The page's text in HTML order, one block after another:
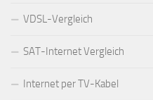
VDSL-Vergleich
SAT-Internet Vergleich
Internet per TV-Kabel